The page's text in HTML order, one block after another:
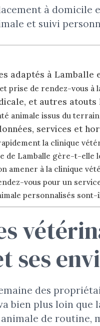
à
et suivi
adaptés à Lamballe
prise de rendez-vous à
et autres atouts
animale issus du terrain
services et
la clinique
de Lamballe gère-t-elle
amener à la clinique
vous pour un
personnalisés sont-
ses
des
bien plus loin que
de routine,